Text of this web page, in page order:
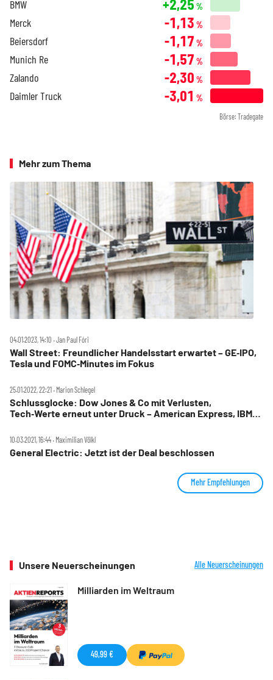
BMW +2,25 %
Merck -1,13 %
Beiersdorf -1,17 %
Munich Re -1,57 %
Zalando -2,30 %
Daimler Truck -3,01 %
Börse: Tradegate
Mehr zum Thema
04.01.2023, 14:10 ‧ Jan Paul Fóri
Wall Street: Freundlicher Handelsstart erwartet – GE‑IPO,
Tesla und FOMC‑Minutes im Fokus
25.01.2022, 22:21 ‧ Marion Schlegel
Schlussglocke: Dow Jones & Co mit Verlusten,
Tech‑Werte erneut unter Druck – American Express, IBM
10.03.2021, 16:44 ‧ Maximilian Völkl
General Electric: Jetzt ist der Deal beschlossen
Mehr Empfehlungen
Unsere Neuerscheinungen Alle Neuerscheinungen
Milliarden im Weltraum
49,99 €